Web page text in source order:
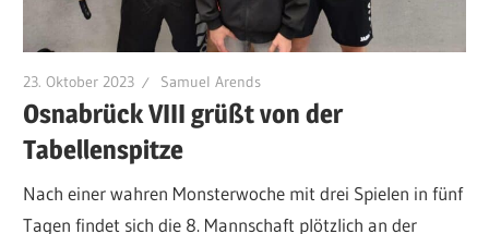
23. Oktober 2023 Samuel Arends
Osnabrück VIII grüßt von der
Tabellenspitze
Nach einer wahren Monsterwoche mit drei Spielen in fünf
Tagen findet sich die 8. Mannschaft plötzlich an der